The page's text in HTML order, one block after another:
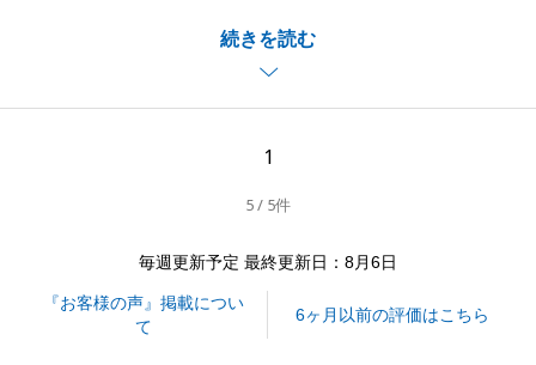
続きを読む
今後ともT様の国内不動産による資産形成ができる様
にサポートさせていただきます。
また、ご希望の際にはぜひ、お声かけくださいませ。
1
5 / 5件
毎週更新予定 最終更新日：8月6日
『お客様の声』掲載につい
て
6ヶ月以前の評価はこちら